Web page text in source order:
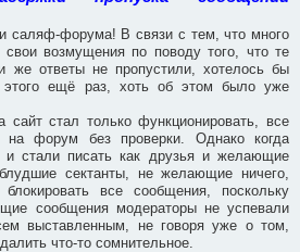
саляф-форума! В связи с тем, что много
возмущения по поводу того, что те
же ответы не пропустили, хотелось бы
этого ещё раз, хоть об этом было уже
сайт стал только функционировать, все
на форум без проверки. Однако когда
и стали писать как друзья и желающие
сектанты, не желающие ничего,
все сообщения, поскольку
сообщения модераторы не успевали
выставленным, не говоря уже о том,
что-то сомнительное.